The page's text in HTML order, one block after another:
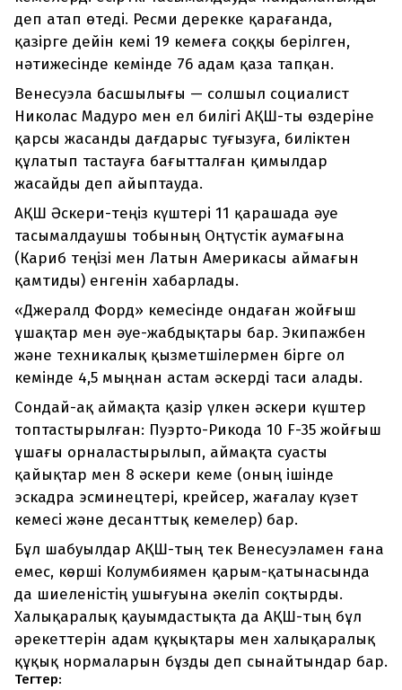
деп атап өтеді. Ресми дерекке қарағанда,
қазірге дейін кемі 19 кемеға соққы берілген,
нәтижесінде кемінде 76 адам қаза тапқан.
Венесуэла басшылығы — солшыл социалист
Николас Мадуро мен ел билігі АҚШ-ты өздеріне
қарсы жасанды дағдарыс туғызуға, биліктен
құлатып тастауға бағытталған қимылдар
жасайды деп айыптауда.
АҚШ Әскери-теңіз күштері 11 қарашада әуе
тасымалдаушы тобының Оңтүстік аумағына
(Кариб теңізі мен Латын Америкасы аймағын
қамтиды) енгенін хабарлады.
«Джералд Форд» кемесінде ондаған жойғыш
ұшақтар мен әуе-жабдықтары бар. Экипажбен
және техникалық қызметшілермен бірге ол
кемінде 4,5 мыңнан астам әскерді таси алады.
Сондай-ақ аймақта қазір үлкен әскери күштер
топтастырылған: Пуэрто-Рикода 10 F-35 жойғыш
ұшағы орналастырылып, аймақта суасты
қайықтар мен 8 әскери кеме (оның ішінде
эскадра эсминецтері, крейсер, жағалау күзет
кемесі және десанттық кемелер) бар.
Бұл шабуылдар АҚШ-тың тек Венесуэламен ғана
емес, көрші Колумбиямен қарым-қатынасында
да шиеленістің ушығуына әкеліп соқтырды.
Халықаралық қауымдастықта да АҚШ-тың бұл
әрекеттерін адам құқықтары мен халықаралық
құқық нормаларын бұзды деп сынайтындар бар.
Тегтер: